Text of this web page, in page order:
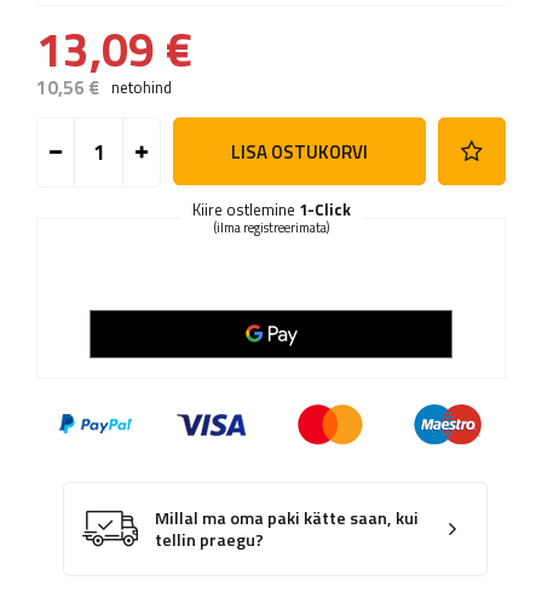
13,09 €
10,56 € netohind
LISA OSTUKORVI
Kiire ostlemine 1-Click
(ilma registreerimata)
Millal ma oma paki kätte saan, kui
tellin praegu?